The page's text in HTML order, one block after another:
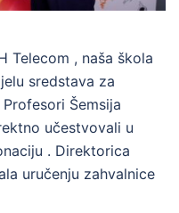
Telecom , naša škola
sredstava za
Šemsija
učestvovali u
. Direktorica
uručenju zahvalnice